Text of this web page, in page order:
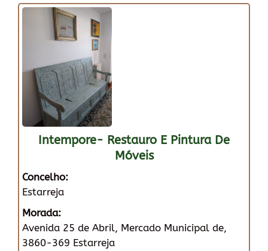
Intempore- Restauro E Pintura De
Móveis
Concelho:
Estarreja
Morada:
Avenida 25 de Abril, Mercado Municipal de,
3860-369 Estarreja